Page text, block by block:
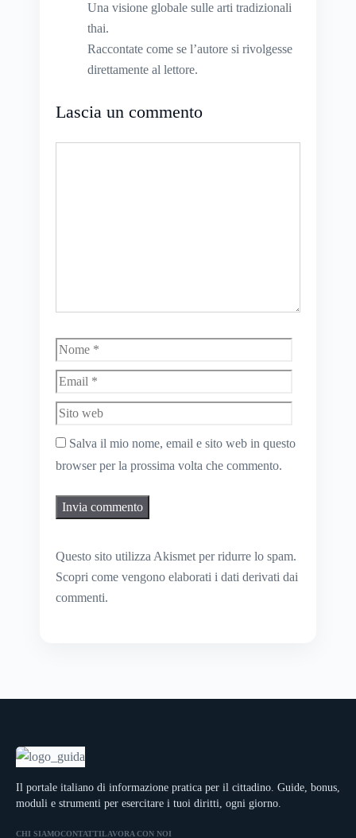
Una visione globale sulle arti tradizionali
thai.
Raccontate come se l’autore si rivolgesse
direttamente al lettore.
Lascia un commento
Nome
web
Salva il mio nome, email e sito web in questo
browser per la prossima volta che commento.
Questo sito utilizza Akismet per ridurre lo spam.
Scopri come vengono elaborati i dati derivati dai
commenti.
Il portale italiano di informazione pratica per il cittadino. Guide, bonus,
moduli e strumenti per esercitare i tuoi diritti, ogni giorno.
CHI SIAMOCONTATTILAVORA CON NOI